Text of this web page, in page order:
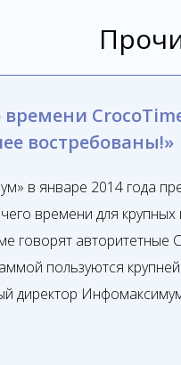
времени
востребованы!»
в январе 2014 года
времени для
говорят
пользуются
директор